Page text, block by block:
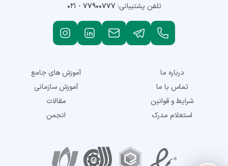
تلفن پشتیبانی: ۰۲۱ - ۷۷۹۰۰۷۷۷
درباره ما
تماس با ما
شرایط و قوانین
استعلام مدرک
آموزش های جامع
آموزش سازمانی
مقالات
انجمن
نمادهای اعتماد